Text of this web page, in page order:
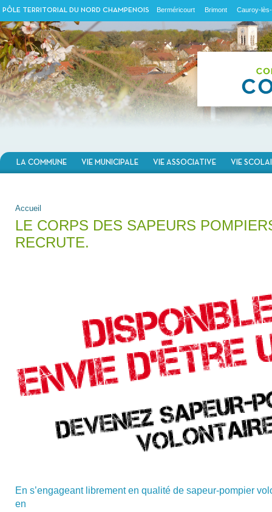
LA COMMUNE VIE MUNICIPALE VIE ASSOCIATIVE VIE
VOUS ÊTES ICI
Accueil
LE CORPS DES SAPEURS
RECRUTE.
En s’engageant librement en qualité de sapeur-pompier
en
PÔLE TERRITORIAL DU NORD CHAMPENOIS Berméricourt Brimont Cauroy-